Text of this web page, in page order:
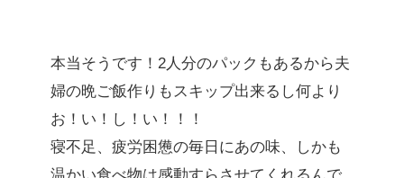
本当そうです！2人分のパックもあるから夫
婦の晩ご飯作りもスキップ出来るし何より
お！い！し！い！！！
寝不足、疲労困憊の毎日にあの味、しかも